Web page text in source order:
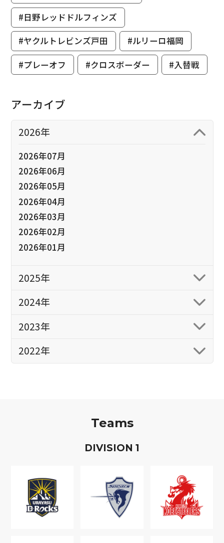
#日野レッドドルフィンズ
#ヤクルトレビンズ戸田
#ルリーロ福岡
#プレーオフ
#クロスボーダー #入替戦
アーカイブ
2026年
2026年07月
2026年06月
2026年05月
2026年04月
2026年03月
2026年02月
2026年01月
2025年
2024年
2023年
2022年
Teams
DIVISION 1